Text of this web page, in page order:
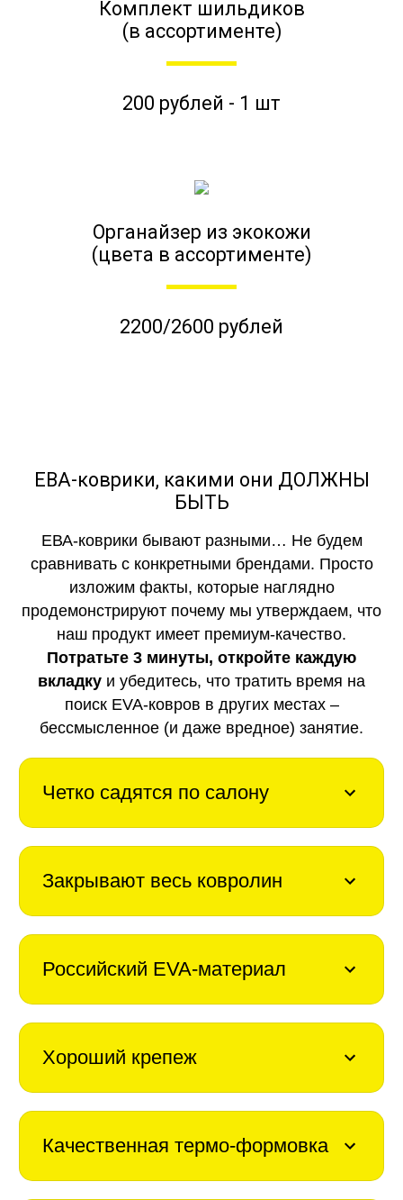
Комплект шильдиков
(в ассортименте)
200 рублей - 1 шт
Органайзер из экокожи
(цвета в ассортименте)
2200/2600 рублей
ЕВА-коврики, какими они ДОЛЖНЫ
БЫТЬ
ЕВА-коврики бывают разными… Не будем
сравнивать с конкретными брендами. Просто
изложим факты, которые наглядно
продемонстрируют почему мы утверждаем, что
наш продукт имеет премиум-качество.
Потратьте 3 минуты, откройте каждую
вкладку и убедитесь, что тратить время на
поиск EVA-ковров в других местах –
бессмысленное (и даже вредное) занятие.
Четко садятся по салону
Закрывают весь ковролин
Российский EVA-материал
Хороший крепеж
Качественная термо-формовка